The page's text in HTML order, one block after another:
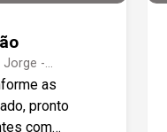
Jorge -
as
pronto
com